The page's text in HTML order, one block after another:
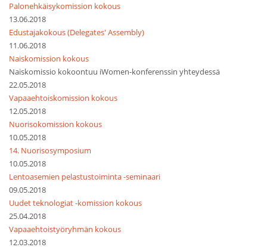
Palonehkäisykomission kokous
13.06.2018
Edustajakokous (Delegates' Assembly)
11.06.2018
Naiskomission kokous
Naiskomissio kokoontuu iWomen-konferenssin yhteydessä
22.05.2018
Vapaaehtoiskomission kokous
12.05.2018
Nuorisokomission kokous
10.05.2018
14. Nuorisosymposium
10.05.2018
Lentoasemien pelastustoiminta -seminaari
09.05.2018
Uudet teknologiat -komission kokous
25.04.2018
Vapaaehtoistyöryhmän kokous
12.03.2018